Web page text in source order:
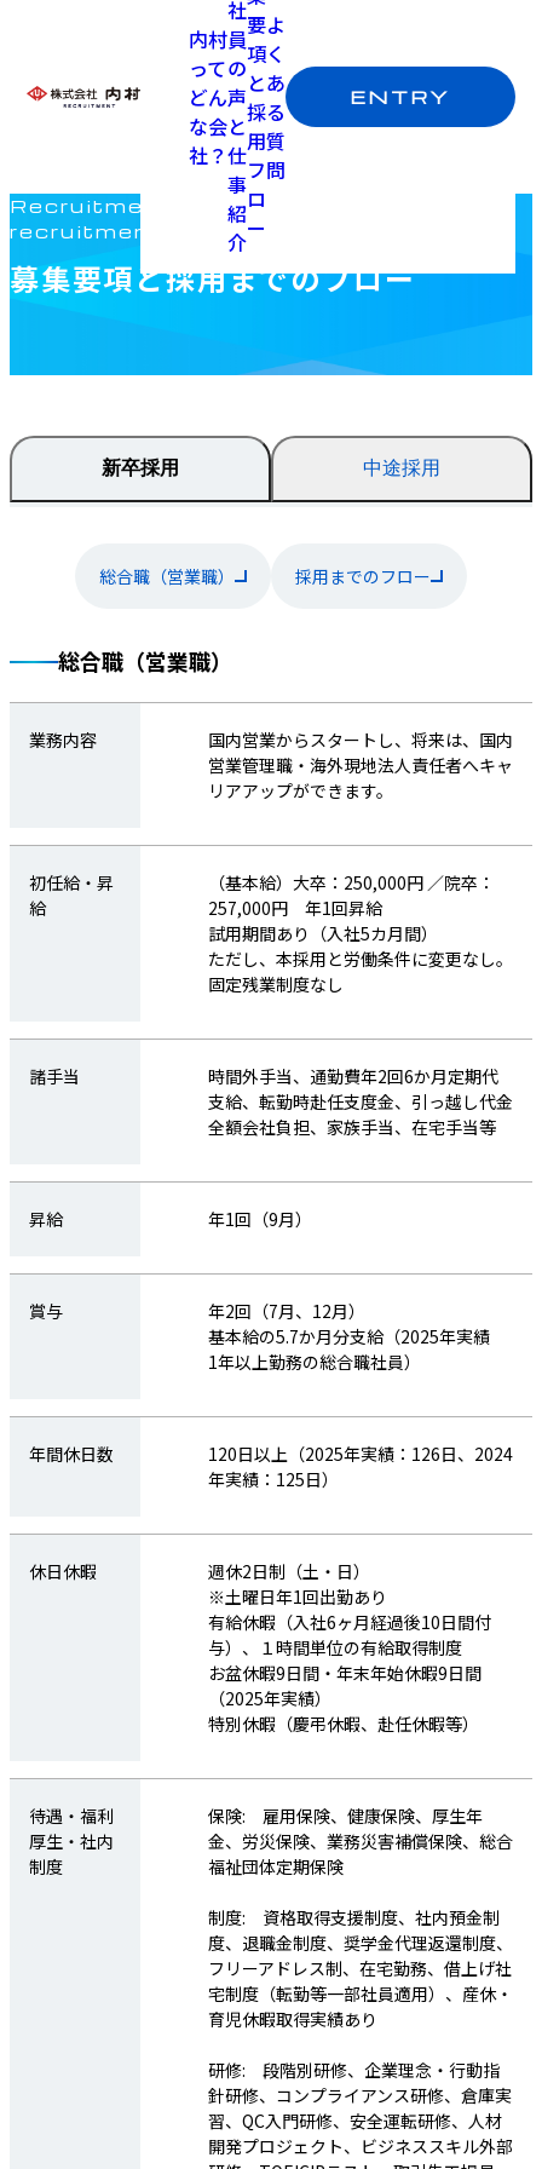
内村
って
どん
な会
社？
社
員
の
声
と
仕
事
紹
介
要
項
と
採
用
フ
ロ
ー
よ
く
あ
る
質
問
ENTRY
Recruitment requirements and
recruitment process
募集要項と採用までのフロー
新卒採用 中途採用
総合職（営業職） 採用までのフロー
総合職（営業職）
業務内容
国内営業からスタートし、将来は、国内
営業管理職・海外現地法人責任者へキャ
リアアップができます。
初任給・昇
給
（基本給）大卒：250,000円 ／院卒：
257,000円 年1回昇給
試用期間あり（入社5カ月間）
ただし、本採用と労働条件に変更なし。
固定残業制度なし
諸手当
時間外手当、通勤費年2回6か月定期代
支給、転勤時赴任支度金、引っ越し代金
全額会社負担、家族手当、在宅手当等
昇給 年1回（9月）
賞与
年2回（7月、12月）
基本給の5.7か月分支給（2025年実績
1年以上勤務の総合職社員）
年間休日数
120日以上（2025年実績：126日、2024
年実績：125日）
休日休暇
週休2日制（土・日）
※土曜日年1回出勤あり
有給休暇（入社6ヶ月経過後10日間付
与）、１時間単位の有給取得制度
お盆休暇9日間・年末年始休暇9日間
（2025年実績）
特別休暇（慶弔休暇、赴任休暇等）
待遇・福利
厚生・社内
制度
保険: 雇用保険、健康保険、厚生年
金、労災保険、業務災害補償保険、総合
福祉団体定期保険
制度: 資格取得支援制度、社内預金制
度、退職金制度、奨学金代理返還制度、
フリーアドレス制、在宅勤務、借上げ社
宅制度（転勤等一部社員適用）、産休・
育児休暇取得実績あり
研修: 段階別研修、企業理念・行動指
針研修、コンプライアンス研修、倉庫実
習、QC入門研修、安全運転研修、人材
開発プロジェクト、ビジネススキル外部
みたい』思いを持つ方を求めています。
現状に満足せず、自分の業務の幅を広げ
たい・より成長したい方からのご応募を
顧客に対する提案営業をお任せします。
脂等を設計図面を元に技術・購買担当に
向けて販売を行う営業になります。顧客
の製品が進化する中、新たな要望を次々
際は、顧客の技術部門とメーカーの設計
者とともに、試作から製造まで携わりま
す。
しております。
➀海外赴任
➁国内転勤
➂転勤なし
スキル
抗が無い方(TOEIC700点以上や留学経験
など)
②．③キャリア：営業のご経験
(ご経験をもとに営業への挑戦意欲が強い
給
回昇給
試用期間あり（入社5カ月間）
ただし、本採用と労働条件に変更なし。
時間外手当、通勤費年2回6か月定期代支
額会社負担、家族手当、在宅手当等
年1回（9月）
年2回（7月、12月）
年間休日数
120日以上（2025年実績：126日、2024
週休2日制（土・日）
※土曜日年1回出勤あり
有給休暇（入社6ヶ月経過後10日間付
お盆休暇9日間・年末年始休暇9日間
（2025年実績）
特別休暇（慶弔休暇、赴任休暇等）